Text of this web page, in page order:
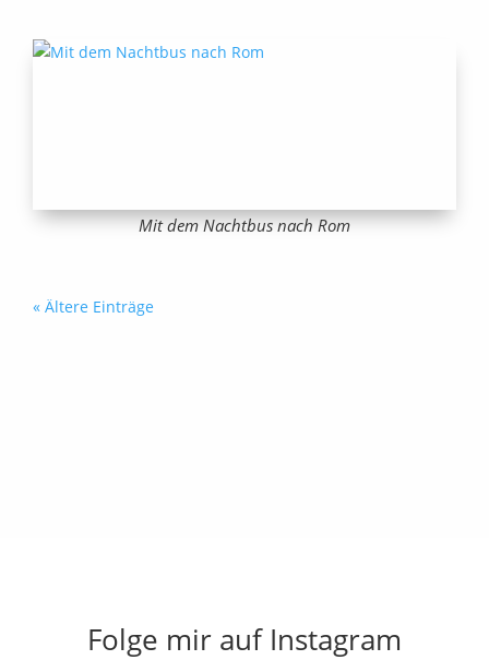
Mit dem Nachtbus nach Rom
« Ältere Einträge
Folge mir auf Instagram